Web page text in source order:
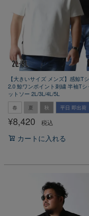
【大きいサイズ メンズ】感鯨T
2.0 鯨ワンポイント刺繍 半袖Tシ
ットソー 2L/3L/4L/5L
春 夏 秋 平日 即出荷
¥8,420 税込
カートに入れる